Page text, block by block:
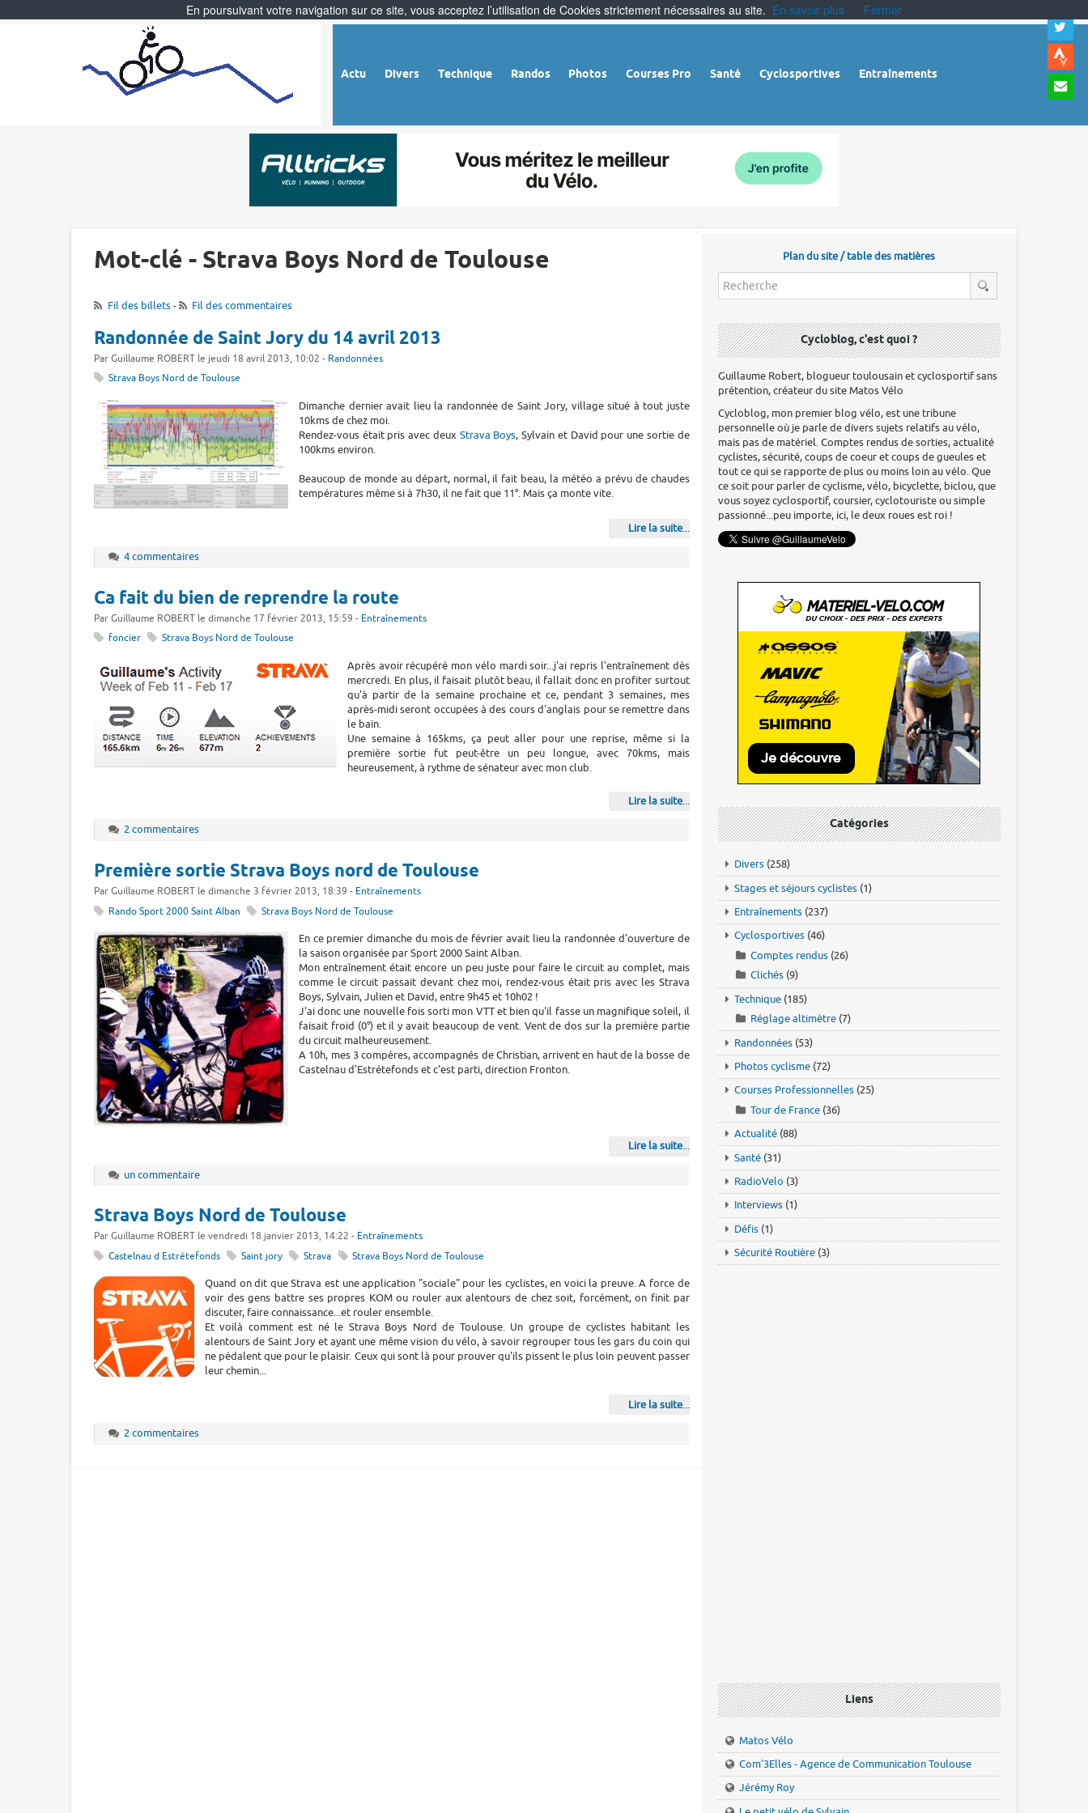
Actu Divers Technique Randos Photos Courses Pro Santé Cyclosportives Entraînements
à
Mot-clé - Strava Boys Nord de Toulouse
Fil des billets- Fil des commentaires
Randonnée de Saint Jory du 14 avril 2013
Par Guillaume ROBERT le jeudi 18 avril 2013, 10:02 - Randonnées
Strava Boys Nord de Toulouse
Dimanche dernier avait lieu la randonnée de Saint Jory, village situé à tout juste
10kms de chez moi.
Rendez-vous était pris avec deux Strava Boys, Sylvain et David pour une sortie de
100kms environ.
Beaucoup de monde au départ, normal, il fait beau, la météo a prévu de chaudes
températures même si à 7h30, il ne fait que 11°. Mais ça monte vite.
Lire la suite...
4 commentaires
Ca fait du bien de reprendre la route
Par Guillaume ROBERT le dimanche 17 février 2013, 15:59 - Entraînements
foncier
Strava Boys Nord de Toulouse
Après avoir récupéré mon vélo mardi soir...j'ai repris l'entraînement dès
mercredi. En plus, il faisait plutôt beau, il fallait donc en profiter surtout
qu'à partir de la semaine prochaine et ce, pendant 3 semaines, mes
après-midi seront occupées à des cours d'anglais pour se remettre dans
le bain.
Une semaine à 165kms, ça peut aller pour une reprise, même si la
première sortie fut peut-être un peu longue, avec 70kms, mais
heureusement, à rythme de sénateur avec mon club.
Lire la suite...
2 commentaires
Première sortie Strava Boys nord de Toulouse
Par Guillaume ROBERT le dimanche 3 février 2013, 18:39 - Entraînements
Rando Sport 2000 Saint Alban
Strava Boys Nord de Toulouse
En ce premier dimanche du mois de février avait lieu la randonnée d'ouverture de
la saison organisée par Sport 2000 Saint Alban.
Mon entraînement était encore un peu juste pour faire le circuit au complet, mais
comme le circuit passait devant chez moi, rendez-vous était pris avec les Strava
Boys, Sylvain, Julien et David, entre 9h45 et 10h02 !
J'ai donc une nouvelle fois sorti mon VTT et bien qu'il fasse un magnifique soleil, il
faisait froid (0°) et il y avait beaucoup de vent. Vent de dos sur la première partie
du circuit malheureusement.
A 10h, mes 3 compères, accompagnés de Christian, arrivent en haut de la bosse de
Castelnau d'Estrétefonds et c'est parti, direction Fronton.
Lire la suite...
un commentaire
Strava Boys Nord de Toulouse
Par Guillaume ROBERT le vendredi 18 janvier 2013, 14:22 - Entraînements
Castelnau d Estrétefonds
Saint jory Strava Strava Boys Nord de Toulouse
Quand on dit que Strava est une application "sociale" pour les cyclistes, en voici la preuve. A force de
voir des gens battre ses propres KOM ou rouler aux alentours de chez soit, forcément, on finit par
discuter, faire connaissance...et rouler ensemble.
Et voilà comment est né le Strava Boys Nord de Toulouse. Un groupe de cyclistes habitant les
alentours de Saint Jory et ayant une même vision du vélo, à savoir regrouper tous les gars du coin qui
ne pédalent que pour le plaisir. Ceux qui sont là pour prouver qu'ils pissent le plus loin peuvent passer
leur chemin...
Lire la suite...
2 commentaires
Plan du site / table des matières
Cycloblog, c'est quoi ?
Guillaume Robert, blogueur toulousain et cyclosportif sans
prétention, créateur du site Matos Vélo
Cycloblog, mon premier blog vélo, est une tribune
personnelle où je parle de divers sujets relatifs au vélo,
mais pas de matériel. Comptes rendus de sorties, actualité
cyclistes, sécurité, coups de coeur et coups de gueules et
tout ce qui se rapporte de plus ou moins loin au vélo. Que
ce soit pour parler de cyclisme, vélo, bicyclette, biclou, que
vous soyez cyclosportif, coursier, cyclotouriste ou simple
passionné...peu importe, ici, le deux roues est roi !
Catégories
Divers (258)
Stages et séjours cyclistes (1)
Entraînements (237)
Cyclosportives (46)
Comptes rendus (26)
Clichés (9)
Technique (185)
Réglage altimètre (7)
Randonnées (53)
Photos cyclisme (72)
Courses Professionnelles (25)
Tour de France (36)
Actualité (88)
Santé (31)
RadioVelo (3)
Interviews (1)
Défis (1)
Sécurité Routière (3)
Liens
Matos Vélo
Com'3Elles - Agence de Communication Toulouse
Jérémy Roy
En poursuivant votre navigation sur ce site, vous acceptez l’utilisation de Cookies strictement nécessaires au site. En savoir plus Fermer